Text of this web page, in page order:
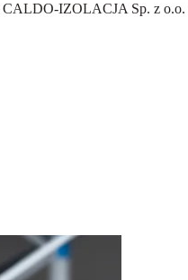
CALDO-IZOLACJA Sp. z o.o.